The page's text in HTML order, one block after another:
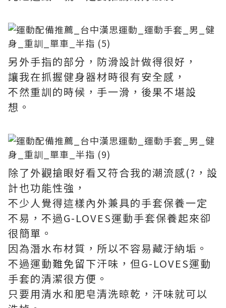
另外手指的部分，防滑設計做得很好，
讓我在抓握健身器材時很有安全感，
不然重訓的時候，手一滑，後果不堪設
想。
除了外觀搶眼好看又符合我的潮流感(?，設
計也功能性強，
不少人覺得這樣內外兼具的手套保養一定
不易，不過G-LOVES運動手套保養起來卻
很簡單。
因為潛水布材質，所以不容易藏汙納垢。
不過運動難免留下汗味，但G-LOVES運動
手套的清潔很方便。
只要用清水和肥皂清洗晾乾，汗味就可以